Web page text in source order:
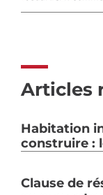
Articles
Habitation
construire :
Clause de